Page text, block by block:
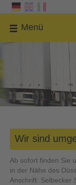
Menü
Wir sind
Ab sofort finden Sie
in der Nähe des
Anschrift: Selbecker